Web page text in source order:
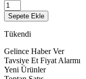
Sepete Ekle
Tükendi
Gelince Haber Ver
Tavsiye Et Fiyat Alarmı
Yeni Ürünler